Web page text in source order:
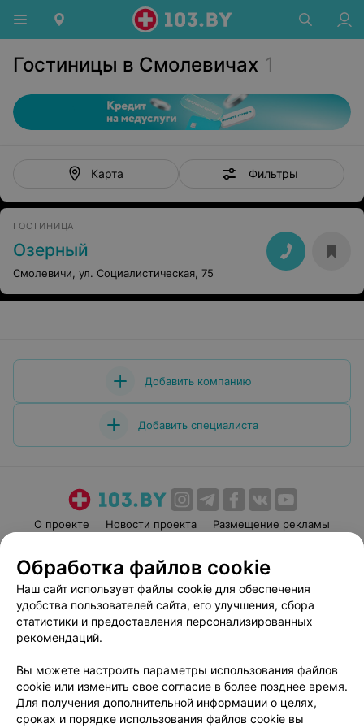
Гостиницы в Смолевичах 1
Карта Фильтры
ГОСТИНИЦА
Озерный
Смолевичи, ул. Социалистическая, 75
Добавить компанию
Добавить специалиста
О проекте Новости проекта
Размещение рекламы
Пользовательское соглашение
Способы оплаты
Вакансии
Партнеры
Написать руководителю 103.by
Обработка персональных данных
Обработка файлов cookie
Наш сайт использует файлы cookie для обеспечения
удобства пользователей сайта, его улучшения, сбора
статистики и предоставления персонализированных
рекомендаций.
Вы можете настроить параметры использования файлов
cookie или изменить свое согласие в более позднее время.
Для получения дополнительной информации о целях,
сроках и порядке использования файлов cookie вы